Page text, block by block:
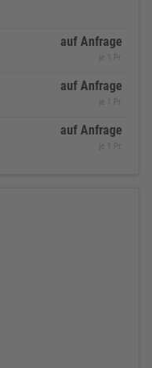
auf Anfrage
je 1 Pr.
auf Anfrage
je 1 Pr.
auf Anfrage
je 1 Pr.